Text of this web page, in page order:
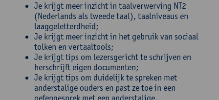
Je krijgt meer inzicht in taalverwerving NT2
(Nederlands als tweede taal), taalniveaus en
laaggeletterdheid;
Je krijgt meer inzicht in het gebruik van sociaal
tolken en vertaaltools;
Je krijgt tips om lezersgericht te schrijven en
herschrijft eigen documenten;
Je krijgt tips om duidelijk te spreken met
anderstalige ouders en past ze toe in een
oefengesprek met een anderstalige.